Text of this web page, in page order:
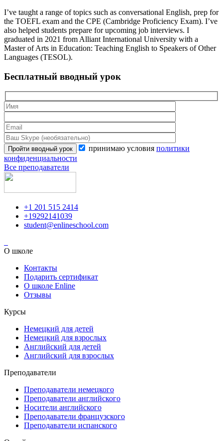
I’ve taught a range of topics such as conversational English, prep for
the TOEFL exam and the CPE (Cambridge Proficiency Exam). I’ve
also helped students prepare for upcoming job interviews. I
graduated in 2021 from Alliant International University with a
Master of Arts in Education: Teaching English to Speakers of Other
Languages (TESOL).
Бесплатный вводный урок
принимаю условия политики
конфиденциальности
Все преподаватели
+1 201 515 2414
+19292141039
student@enlineschool.com
О школе
Контакты
Подарить сертификат
О школе Enline
Отзывы
Курсы
Немецкий для детей
Немецкий для взрослых
Английский для детей
Английский для взрослых
Преподаватели
Преподаватели немецкого
Преподаватели английского
Носители английского
Преподаватели французского
Преподаватели испанского